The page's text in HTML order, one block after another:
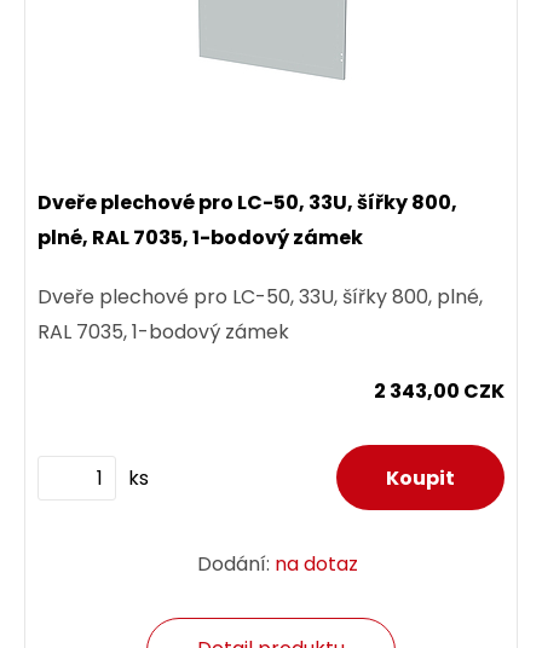
Dveře plechové pro LC-50, 33U, šířky 800,
plné, RAL 7035, 1-bodový zámek
Dveře plechové pro LC-50, 33U, šířky 800, plné,
RAL 7035, 1-bodový zámek
2 343,00 CZK
ks
Dodání: na dotaz